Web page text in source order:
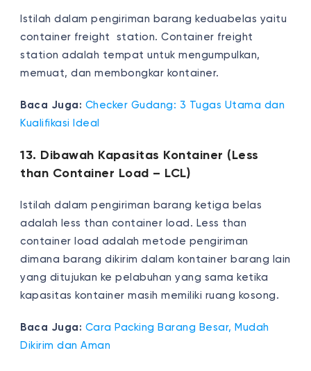
Istilah dalam pengiriman barang keduabelas yaitu
container freight station. Container freight
station adalah tempat untuk mengumpulkan,
memuat, dan membongkar kontainer.
Baca Juga: Checker Gudang: 3 Tugas Utama dan
Kualifikasi Ideal
13. Dibawah Kapasitas Kontainer (Less
than Container Load – LCL)
Istilah dalam pengiriman barang ketiga belas
adalah less than container load. Less than
container load adalah metode pengiriman
dimana barang dikirim dalam kontainer barang lain
yang ditujukan ke pelabuhan yang sama ketika
kapasitas kontainer masih memiliki ruang kosong.
Baca Juga: Cara Packing Barang Besar, Mudah
Dikirim dan Aman